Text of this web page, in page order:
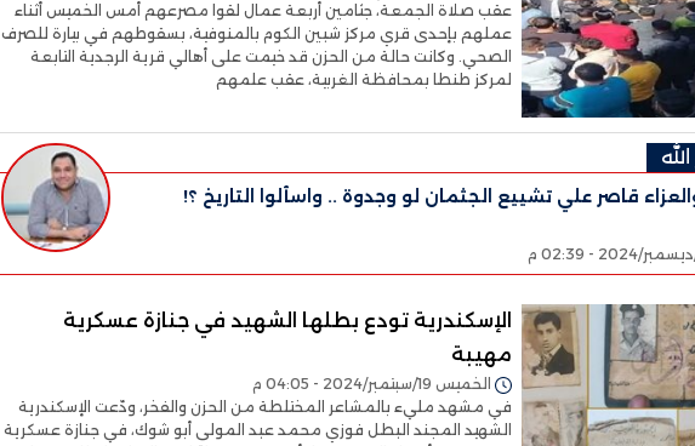
عقب صلاة الجمعة، جثامين أربعة عمال لقوا مصرعهم أمس الخميس أثناء
عملهم بإحدى قري مركز شبين الكوم بالمنوفية، بسقوطهم في بيارة للصرف
الصحي. وكانت حالة من الحزن قد خيمت على أهالي قرية الرجدية التابعة
لمركز طنطا بمحافظة الغربية، عقب علمهم
قاصر علي تشييع الجثمان لو وجدوة .. واسألوا التاريخ ؟!
الإسكندرية تودع بطلها الشهيد في جنازة عسكرية
مهيبة
الخميس 19/سبتمبر/2024 - 04:05 م
في مشهد مليء بالمشاعر المختلطة من الحزن والفخر، ودّعت الإسكندرية
الشهيد المجند البطل فوزي محمد عبد المولى أبو شوك، في جنازة عسكرية